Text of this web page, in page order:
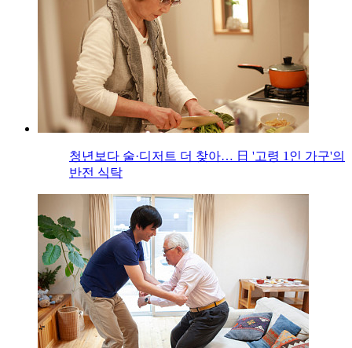
청년보다 술·디저트 더 찾아… 日 '고령 1인 가구'의
반전 식탁